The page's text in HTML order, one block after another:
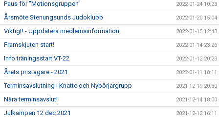
Paus för "Motionsgruppen" 2022-01-24 10:23
Årsmöte Stenungsunds Judoklubb 2022-01-20 15:04
Viktigt! - Uppdatera medlemsinformation! 2022-01-15 12:43
Framskjuten start! 2022-01-14 23:26
Info träningsstart VT-22 2022-01-12 20:23
Årets pristagare - 2021 2022-01-11 18:11
Terminsavslutning i Knatte och Nybörjargrupp 2021-12-19 20:30
Nära terminsavslut! 2021-12-14 18:00
Julkampen 12 dec 2021 2021-12-12 16:11